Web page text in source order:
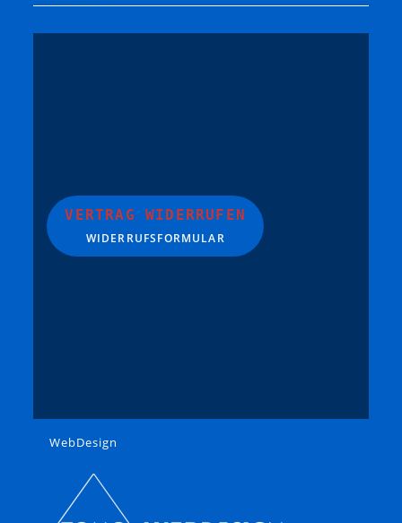
VERTRAG WIDERRUFEN
WIDERRUFSFORMULAR
WebDesign